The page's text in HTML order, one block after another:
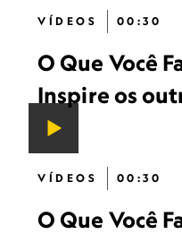
VÍDEOS 00:30
O Que Você
Inspire os
VÍDEOS 00:30
O Que Você